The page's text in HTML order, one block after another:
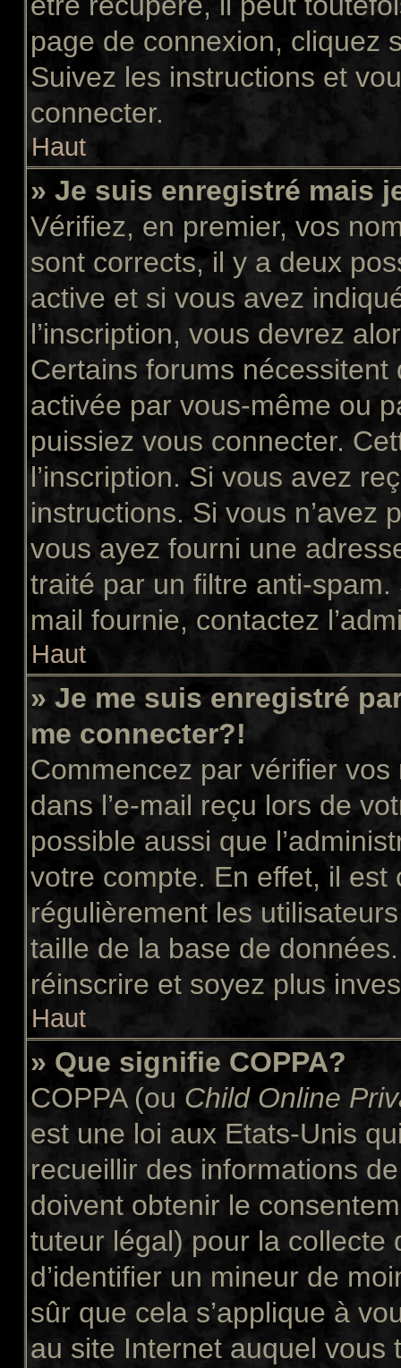
page de connexion, cliquez
Suivez les instructions et
connecter.
Haut
» Je suis enregistré mais
Vérifiez, en premier, vos
sont corrects, il y a deux
active et si vous avez
l’inscription, vous devrez
Certains forums
activée par vous-même ou
puissiez vous connecter.
l’inscription. Si vous avez
instructions. Si vous n’avez
vous ayez fourni une
traité par un filtre anti-spam.
mail fournie, contactez
Haut
» Je me suis enregistré
me connecter?!
Commencez par vérifier vos
dans l’e-mail reçu lors de
possible aussi que
votre compte. En effet, il
régulièrement les
taille de la base de
réinscrire et soyez plus
Haut
» Que signifie COPPA?
COPPA (ou Child Online
est une loi aux Etats-Unis
recueillir des informations
doivent obtenir le
tuteur légal) pour la collecte
d’identifier un mineur de
sûr que cela s’applique à
au site Internet auquel vous